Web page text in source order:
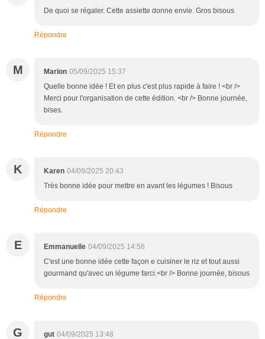
De quoi se régaler. Cette assiette donne envie. Gros bisous
Répondre
M Marion 05/09/2025 15:37
Quelle bonne idée ! Et en plus c'est plus rapide à faire ! <br />
Merci pour l'organisation de cette édition. <br /> Bonne journée,
bises.
Répondre
K Karen 04/09/2025 20:43
Très bonne idée pour mettre en avant les légumes ! Bisous
Répondre
E Emmanuelle 04/09/2025 14:56
C'est une bonne idée cette façon e cuisiner le riz et tout aussi
gourmand qu'avec un légume farci.<br /> Bonne journée, bisous
Répondre
G gut 04/09/2025 13:48